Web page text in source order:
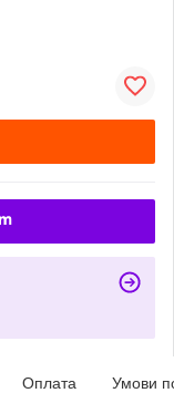
Оплата Умови